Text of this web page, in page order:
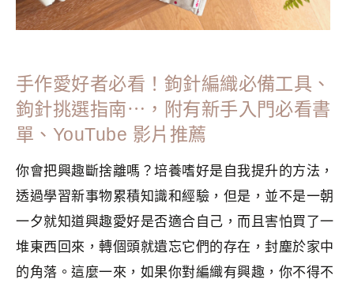
手作愛好者必看！鉤針編織必備工具、
鉤針挑選指南⋯，附有新手入門必看書
單、YouTube 影片推薦
你會把興趣斷捨離嗎？培養嗜好是自我提升的方法，
透過學習新事物累積知識和經驗，但是，並不是一朝
一夕就知道興趣愛好是否適合自己，而且害怕買了一
堆東西回來，轉個頭就遺忘它們的存在，封塵於家中
的角落。這麼一來，如果你對編織有興趣，你不得不